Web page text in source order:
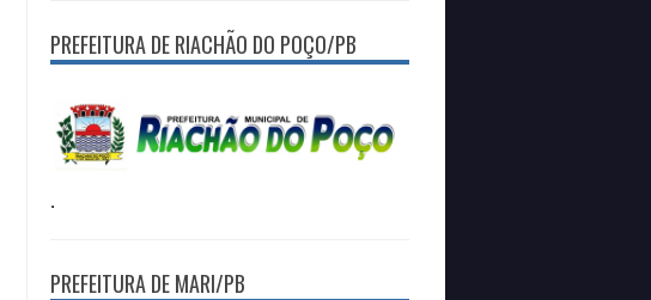
PREFEITURA DE RIACHÃO DO POÇO/PB
.
PREFEITURA DE MARI/PB